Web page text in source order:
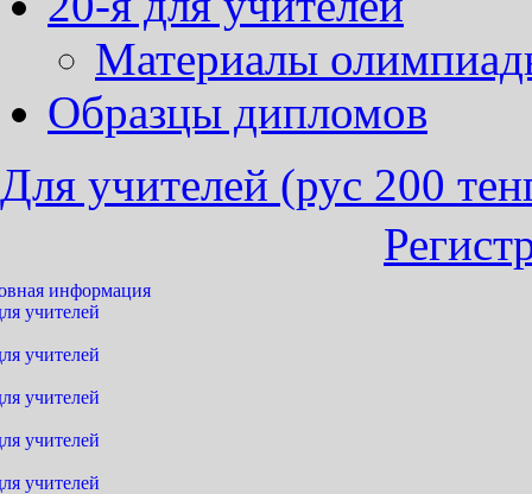
Материалы
Образцы дипломов
Для учителей (рус 200
информация
учителей
учителей
учителей
учителей
учителей